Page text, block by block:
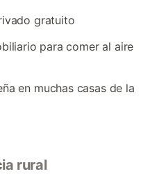
gratuito
para comer al aire
en muchas casas de la
rural